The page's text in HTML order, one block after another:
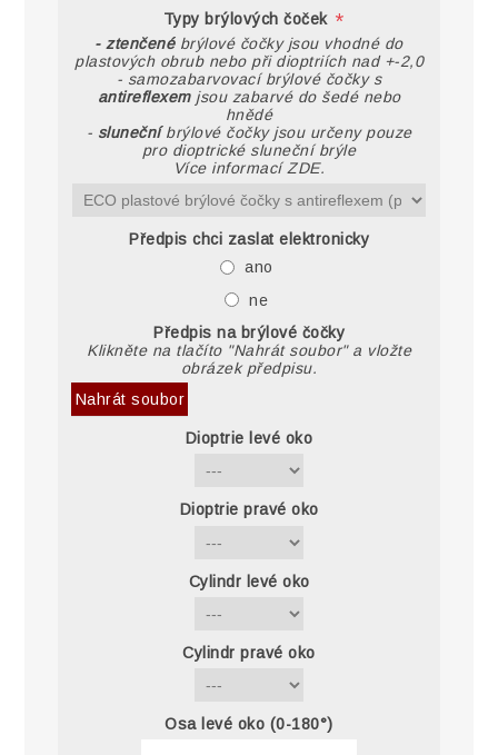
Typy brýlových čoček *
- ztenčené brýlové čočky jsou vhodné do
plastových obrub nebo při dioptriích nad +-2,0
- samozabarvovací brýlové čočky s
antireflexemjsou zabarvé do šedé nebo
hnědé
- slunečníbrýlové čočky jsou určeny pouze
pro dioptrické sluneční brýle
Více informací ZDE.
Předpis chci zaslat elektronicky
ano
ne
Předpis na brýlové čočky
Klikněte na tlačíto "Nahrát soubor" a vložte
obrázek předpisu.
Nahrát soubor
Dioptrie levé oko
Dioptrie pravé oko
Cylindr levé oko
Cylindr pravé oko
Osa levé oko (0-180°)